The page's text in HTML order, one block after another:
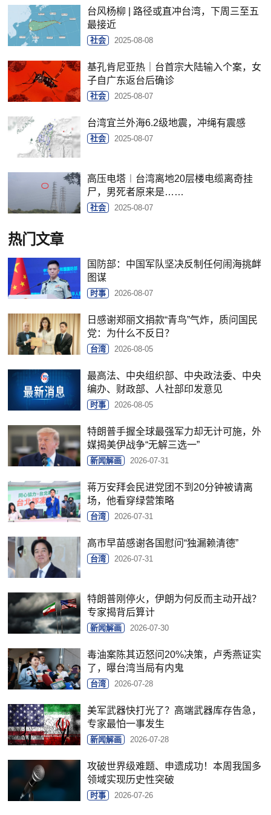
台风杨柳 | 路径或直冲台湾，下周三至五
最接近
社会 2025-08-08
基孔肯尼亚热｜台首宗大陆输入个案，女
子自广东返台后确诊
社会 2025-08-07
台湾宜兰外海6.2级地震，冲绳有震感
社会 2025-08-07
高压电塔︱台湾离地20层楼电缆离奇挂
尸，男死者原来是……
社会 2025-08-07
热门文章
国防部：中国军队坚决反制任何闹海挑衅
图谋
时事 2026-08-07
日感谢郑丽文捐款“青鸟”气炸，质问国民
党：为什么不反日？
台湾 2026-08-05
最高法、中央组织部、中央政法委、中央
编办、财政部、人社部印发意见
时事 2026-08-05
特朗普手握全球最强军力却无计可施，外
媒揭美伊战争“无解三选一”
新闻解画 2026-07-31
蒋万安拜会民进党团不到20分钟被请离
场，他看穿绿营策略
台湾 2026-07-31
高市早苗感谢各国慰问“独漏赖清德”
台湾 2026-07-31
特朗普刚停火，伊朗为何反而主动开战？
专家揭背后算计
新闻解画 2026-07-30
毒油案陈其迈怒问20%决策，卢秀燕证实
了，曝台湾当局有内鬼
台湾 2026-07-28
美军武器快打光了？高端武器库存告急，
专家最怕一事发生
新闻解画 2026-07-28
攻破世界级难题、申遗成功！本周我国多
领域实现历史性突破
时事 2026-07-26